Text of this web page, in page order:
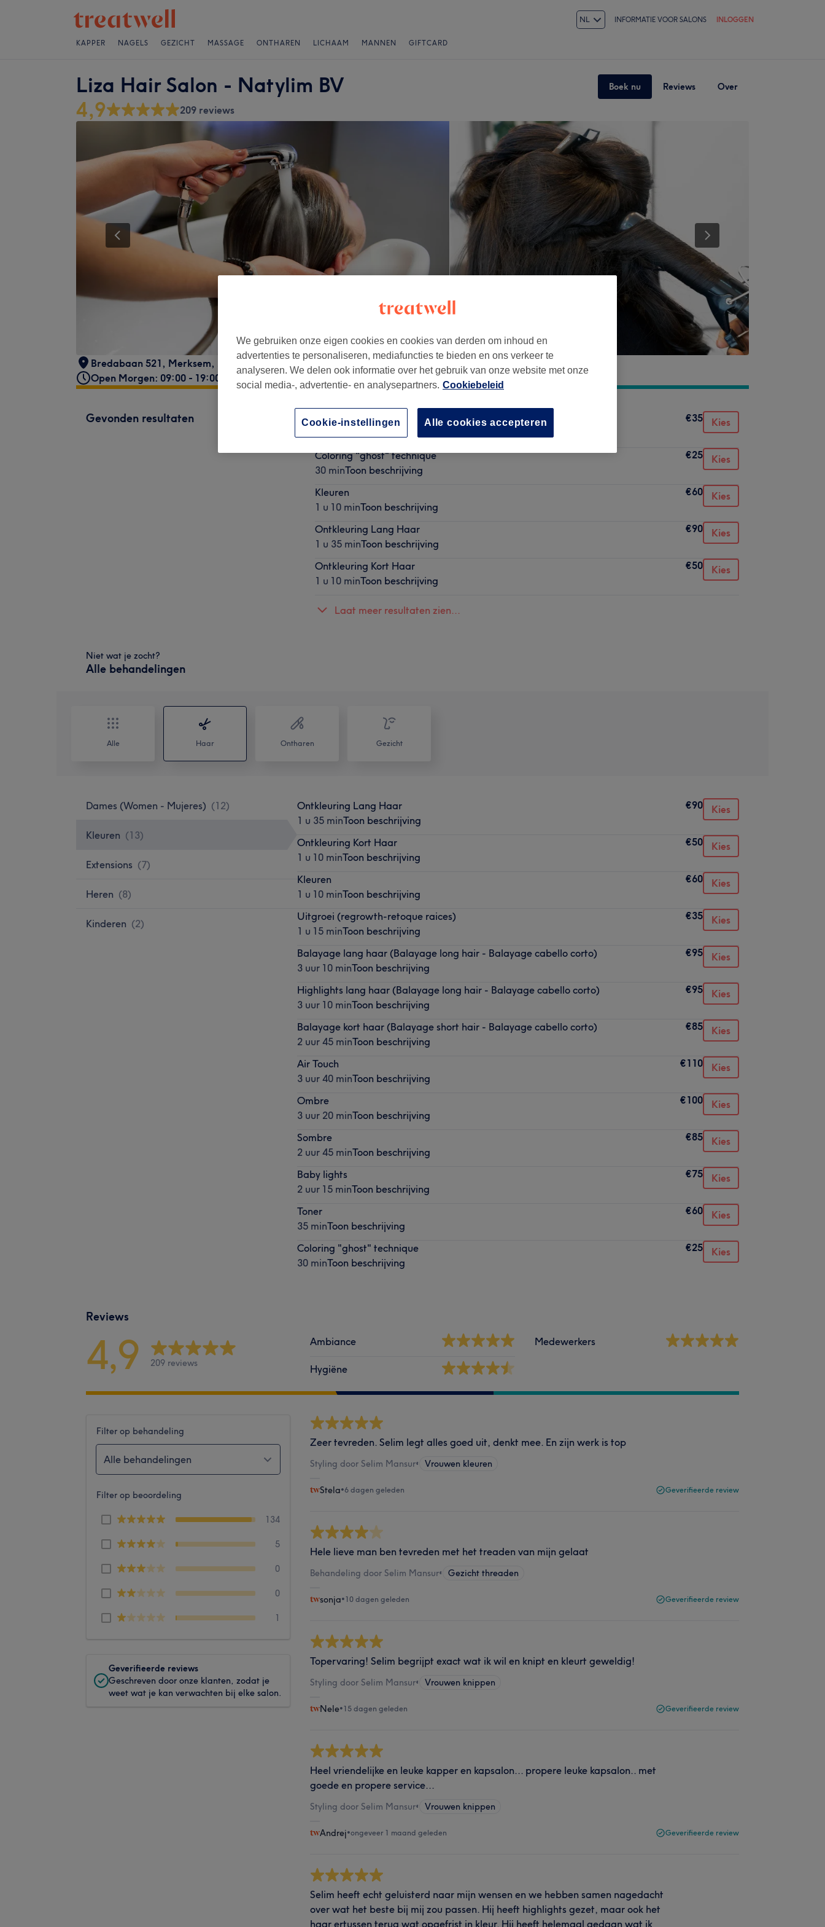
NL INFORMATIE VOOR SALONS INLOGGEN
KAPPER NAGELS GEZICHT MASSAGE ONTHAREN LICHAAM MANNEN GIFTCARD
Liza Hair Salon - Natylim BV Boek nu Reviews Over
4,9 209 reviews
Bredabaan 521 , Merksem,
2170
Open Morgen: 09:00 - 19:00
Gevonden resultaten
Uitgroei (regrowth-retoque raices)
€35 Kies
Coloring "ghost" technique
30 minToon beschrijving
€25 Kies
Kleuren
1 u 10 minToon beschrijving
€60 Kies
Ontkleuring Lang Haar
1 u 35 minToon beschrijving
€90 Kies
Ontkleuring Kort Haar
1 u 10 minToon beschrijving
€50 Kies
Laat meer resultaten zien...
Niet wat je zocht?
Alle behandelingen
Alle Haar Ontharen Gezicht
Dames (Women - Mujeres) (12)
Kleuren (13)
Extensions (7)
Heren (8)
Kinderen (2)
Ontkleuring Lang Haar
1 u 35 minToon beschrijving
€90 Kies
Ontkleuring Kort Haar
1 u 10 minToon beschrijving
€50 Kies
Kleuren
1 u 10 minToon beschrijving
€60 Kies
Uitgroei (regrowth-retoque raices)
1 u 15 minToon beschrijving
€35 Kies
Balayage lang haar (Balayage long hair - Balayage cabello corto)
3 uur 10 minToon beschrijving
€95 Kies
Highlights lang haar (Balayage long hair - Balayage cabello corto)
3 uur 10 minToon beschrijving
€95 Kies
Balayage kort haar (Balayage short hair - Balayage cabello corto)
2 uur 45 minToon beschrijving
€85 Kies
Air Touch
3 uur 40 minToon beschrijving
€110 Kies
Ombre
3 uur 20 minToon beschrijving
€100 Kies
Sombre
2 uur 45 minToon beschrijving
€85 Kies
Baby lights
2 uur 15 minToon beschrijving
€75 Kies
Toner
35 minToon beschrijving
€60 Kies
Coloring "ghost" technique
30 minToon beschrijving
€25 Kies
Reviews
4,9 209 reviews
Ambiance
Hygiëne
Medewerkers
Filter op behandeling
Alle behandelingen
Filter op beoordeling
134
5
0
0
1
Geverifieerde reviews
Geschreven door onze klanten, zodat je
weet wat je kan verwachten bij elke salon.
Zeer tevreden. Selim legt alles goed uit, denkt mee. En zijn werk is top
Styling door Selim Mansur• Vrouwen kleuren
Stela•6 dagen geleden Geverifieerde review
Hele lieve man ben tevreden met het treaden van mijn gelaat
Behandeling door Selim Mansur• Gezicht threaden
sonja•10 dagen geleden Geverifieerde review
Topervaring! Selim begrijpt exact wat ik wil en knipt en kleurt geweldig!
Styling door Selim Mansur• Vrouwen knippen
Nele•15 dagen geleden Geverifieerde review
Heel vriendelijke en leuke kapper en kapsalon... propere leuke kapsalon.. met
goede en propere service...
Styling door Selim Mansur• Vrouwen knippen
Andrej•ongeveer 1 maand geleden Geverifieerde review
Selim heeft echt geluisterd naar mijn wensen en we hebben samen nagedacht
over wat het beste bij mij zou passen. Hij heeft highlights gezet, maar ook het
haar ertussen terug wat opgefrist in kleur. Hij heeft helemaal gedaan wat ik
We gebruiken onze eigen cookies en cookies van derden om inhoud en
advertenties te personaliseren, mediafuncties te bieden en ons verkeer te
analyseren. We delen ook informatie over het gebruik van onze website met onze
social media-, advertentie- en analysepartners. Cookiebeleid
Alle cookies accepteren
Cookie-instellingen